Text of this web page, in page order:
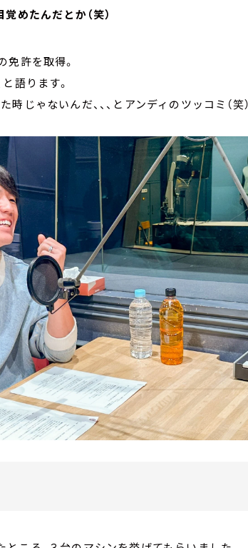
めたんだとか（笑）
免許を取得。
と語ります。
じゃないんだ、、、とアンディのツッコミ（笑）